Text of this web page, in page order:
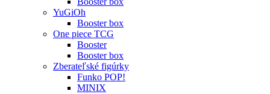
YuGiOh
Booster box
One piece TCG
Booster
Booster box
Zberateľské figúrky
Funko POP!
MINIX